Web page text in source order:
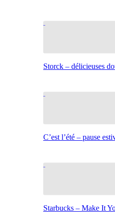
Storck – délicieuses
C’est l’été – pause
Starbucks – Make It